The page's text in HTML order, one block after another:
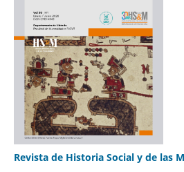
Revista de Historia Social y de las